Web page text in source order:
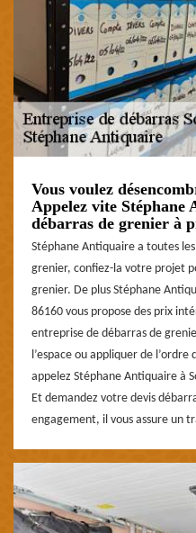
Vous voulez
Appelez vite Stéphane
débarras de grenier à
Stéphane Antiquaire a toutes
grenier, confiez-la votre projet
grenier. De plus Stéphane
86160 vous propose des prix
entreprise de débarras de
l’espace ou appliquer de
appelez Stéphane Antiquaire à
Et demandez votre devis
engagement, il vous assure un